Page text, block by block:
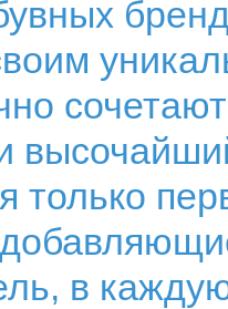
только
в